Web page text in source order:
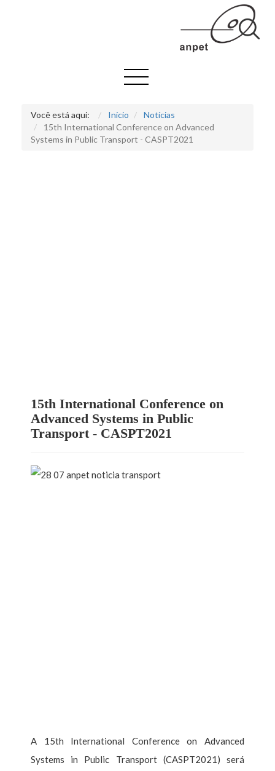
Você está aqui: Início
Notícias
15th International Conference on Advanced
Systems in Public Transport - CASPT2021
15th International Conference on
Advanced Systems in Public
Transport - CASPT2021
A 15th International Conference on Advanced
Systems in Public Transport (CASPT2021) será